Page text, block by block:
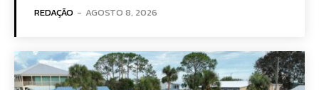
REDAÇÃO - AGOSTO 8, 2026